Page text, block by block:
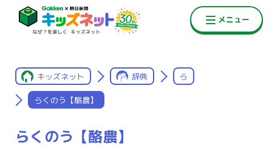
キッズネット 辞典 ら
らくのう【酪農】
らくのう【酪農】